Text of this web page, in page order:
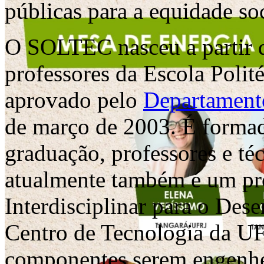
públicas para a equidade
O SOLTEC nasceu a partir
professores da Escola
aprovado pelo
de março de 2003. É
graduação, professores e
atualmente também é um
Interdisciplinar para o
Centro de Tecnologia da
componentes serem